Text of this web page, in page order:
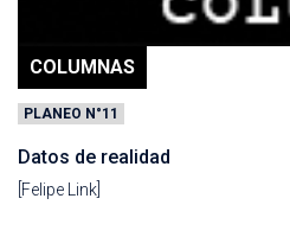
COLUMNAS
PLANEO N°11
Datos de realidad
[Felipe Link]